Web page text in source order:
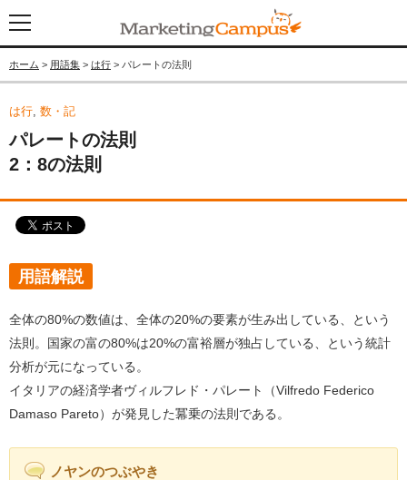
ホーム > 用語集 > は行 > パレートの法則
は行, 数・記
パレートの法則
2：8の法則
用語解説
全体の80%の数値は、全体の20%の要素が生み出している、という
法則。国家の富の80%は20%の富裕層が独占している、という統計
分析が元になっている。
イタリアの経済学者ヴィルフレド・パレート（Vilfredo Federico
Damaso Pareto）が発見した冪乗の法則である。
ノヤンのつぶやき